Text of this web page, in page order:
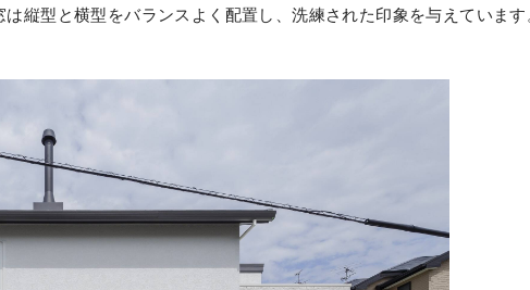
縦型と横型をバランスよく配置し、洗練された印象を与えています